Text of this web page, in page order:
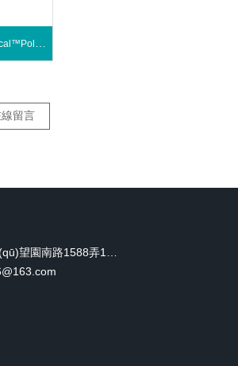
Tube,Quick-Seal™konical™Polyallomer4mL
留言